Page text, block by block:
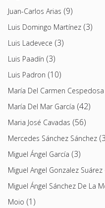
Juan-Carlos Arias (9)
Luis Domingo Martínez (3)
Luis Ladevece (3)
Luis Paadín (3)
Luis Padron (10)
María Del Carmen
María Del Mar García (42)
Maria José Cavadas (56)
Mercedes Sánchez Sánchez
Miguel Ángel García (3)
Miguel Angel Gonzalez Suárez
Miguel Ángel Sánchez De La
Moio (1)